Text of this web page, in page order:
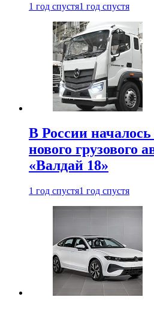
1 год спустя1 год спустя
В России началось
нового грузового
«Валдай 18»
1 год спустя1 год спустя